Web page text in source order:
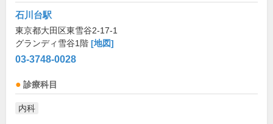
石川台駅
東京都大田区東雪谷2-17-1
グランディ雪谷1階 [地図]
03-3748-0028
診療科目
内科